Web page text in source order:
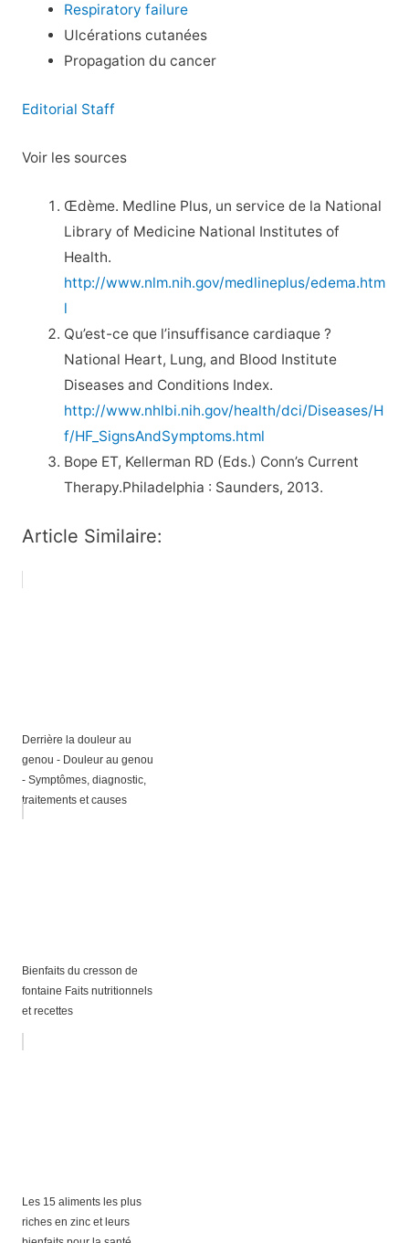
Respiratory failure
Ulcérations cutanées
Propagation du cancer
Editorial Staff
Voir les sources
Œdème. Medline Plus, un service de la National
Library of Medicine National Institutes of
Health.
http://www.nlm.nih.gov/medlineplus/edema.htm
l
Qu’est-ce que l’insuffisance cardiaque ?
National Heart, Lung, and Blood Institute
Diseases and Conditions Index.
http://www.nhlbi.nih.gov/health/dci/Diseases/H
f/HF_SignsAndSymptoms.html
Bope ET, Kellerman RD (Eds.) Conn’s Current
Therapy.Philadelphia : Saunders, 2013.
Article Similaire:
Derrière la douleur au
genou - Douleur au genou
- Symptômes, diagnostic,
traitements et causes
Bienfaits du cresson de
fontaine Faits nutritionnels
et recettes
Les 15 aliments les plus
riches en zinc et leurs